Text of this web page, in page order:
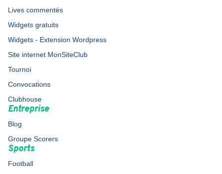
Lives commentés
Widgets gratuits
Widgets - Extension Wordpress
Site internet MonSiteClub
Tournoi
Convocations
Clubhouse
Entreprise
Blog
Groupe Scorers
Sports
Football